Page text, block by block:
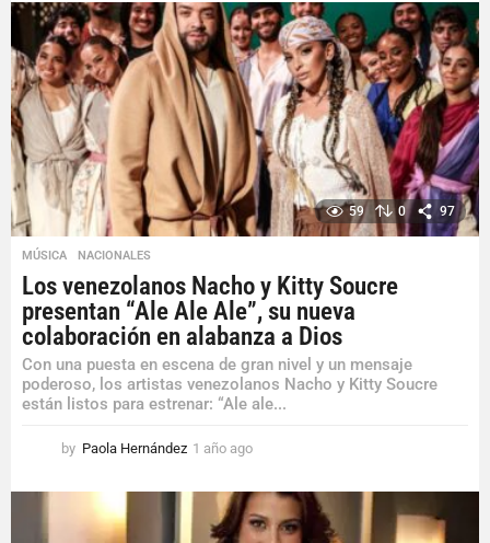
59 0 97
MÚSICA ,NACIONALES
Los venezolanos Nacho y Kitty Soucre
presentan “Ale Ale Ale”, su nueva
colaboración en alabanza a Dios
Con una puesta en escena de gran nivel y un mensaje
poderoso, los artistas venezolanos Nacho y Kitty Soucre
están listos para estrenar: “Ale ale...
by Paola Hernández 1 año ago
ñ
o
a